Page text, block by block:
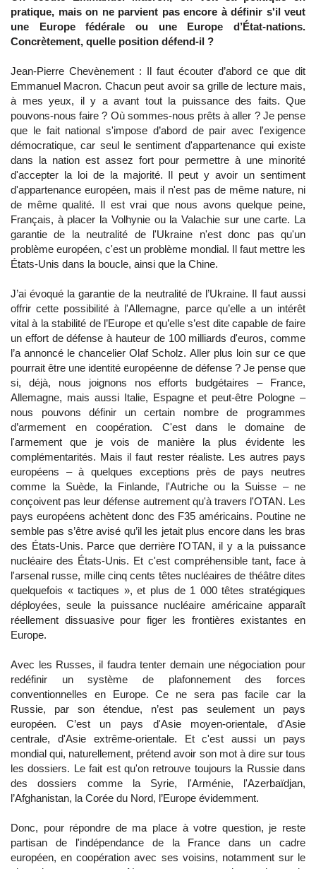
pratique, mais on ne parvient pas encore à définir s'il veut
une Europe fédérale ou une Europe d’État-nations.
Concrètement, quelle position défend-il ?
Jean-Pierre Chevènement : Il faut écouter d’abord ce que dit
Emmanuel Macron. Chacun peut avoir sa grille de lecture mais,
à mes yeux, il y a avant tout la puissance des faits. Que
pouvons-nous faire ? Où sommes-nous prêts à aller ? Je pense
que le fait national s'impose d’abord de pair avec l'exigence
démocratique, car seul le sentiment d'appartenance qui existe
dans la nation est assez fort pour permettre à une minorité
d'accepter la loi de la majorité. Il peut y avoir un sentiment
d'appartenance européen, mais il n'est pas de même nature, ni
de même qualité. Il est vrai que nous avons quelque peine,
Français, à placer la Volhynie ou la Valachie sur une carte. La
garantie de la neutralité de l'Ukraine n'est donc pas qu'un
problème européen, c'est un problème mondial. Il faut mettre les
États-Unis dans la boucle, ainsi que la Chine.
J’ai évoqué la garantie de la neutralité de l’Ukraine. Il faut aussi
offrir cette possibilité à l'Allemagne, parce qu’elle a un intérêt
vital à la stabilité de l’Europe et qu’elle s’est dite capable de faire
un effort de défense à hauteur de 100 milliards d'euros, comme
l’a annoncé le chancelier Olaf Scholz. Aller plus loin sur ce que
pourrait être une identité européenne de défense ? Je pense que
si, déjà, nous joignons nos efforts budgétaires – France,
Allemagne, mais aussi Italie, Espagne et peut-être Pologne –
nous pouvons définir un certain nombre de programmes
d’armement en coopération. C'est dans le domaine de
l'armement que je vois de manière la plus évidente les
complémentarités. Mais il faut rester réaliste. Les autres pays
européens – à quelques exceptions près de pays neutres
comme la Suède, la Finlande, l'Autriche ou la Suisse – ne
conçoivent pas leur défense autrement qu'à travers l'OTAN. Les
pays européens achètent donc des F35 américains. Poutine ne
semble pas s’être avisé qu’il les jetait plus encore dans les bras
des États-Unis. Parce que derrière l'OTAN, il y a la puissance
nucléaire des États-Unis. Et c'est compréhensible tant, face à
l'arsenal russe, mille cinq cents têtes nucléaires de théâtre dites
quelquefois « tactiques », et plus de 1 000 têtes stratégiques
déployées, seule la puissance nucléaire américaine apparaît
réellement dissuasive pour figer les frontières existantes en
Europe.
Avec les Russes, il faudra tenter demain une négociation pour
redéfinir un système de plafonnement des forces
conventionnelles en Europe. Ce ne sera pas facile car la
Russie, par son étendue, n’est pas seulement un pays
européen. C’est un pays d'Asie moyen-orientale, d'Asie
centrale, d'Asie extrême-orientale. Et c'est aussi un pays
mondial qui, naturellement, prétend avoir son mot à dire sur tous
les dossiers. Le fait est qu'on retrouve toujours la Russie dans
des dossiers comme la Syrie, l'Arménie, l'Azerbaïdjan,
l’Afghanistan, la Corée du Nord, l’Europe évidemment.
Donc, pour répondre de ma place à votre question, je reste
partisan de l'indépendance de la France dans un cadre
européen, en coopération avec ses voisins, notamment sur le